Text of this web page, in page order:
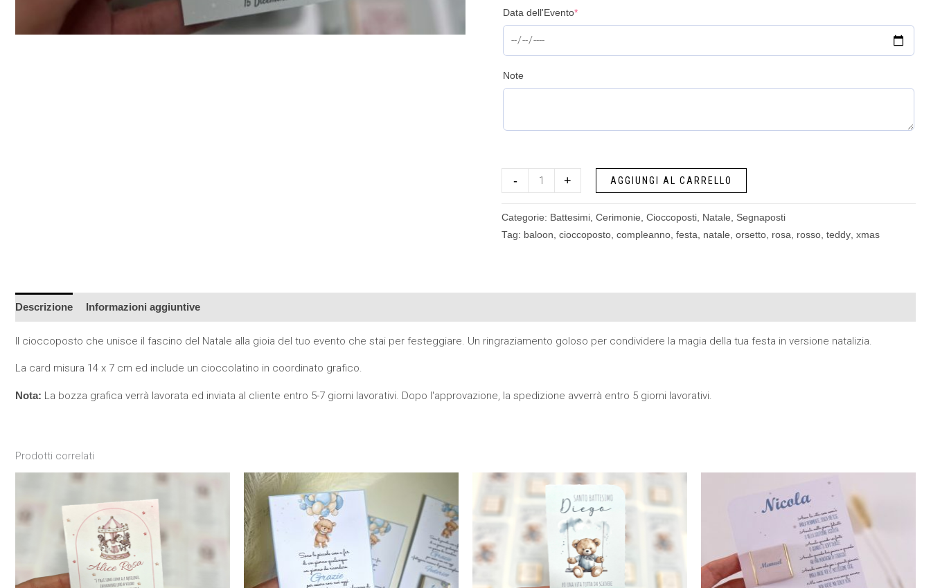
Data dell'Evento*
Note
- + AGGIUNGI AL CARRELLO
Categorie: Battesimi Cerimonie Cioccoposti Natale
Segnaposti
Tag: baloon cioccoposto compleanno festa natale orsetto rosa rosso teddy xmas
Descrizione Informazioni aggiuntive
Il cioccoposto che unisce il fascino del Natale alla gioia del tuo evento che stai per festeggiare. Un ringraziamento goloso per condividere la magia della tua festa in versione natalizia.
La card misura 14 x 7 cm ed include un cioccolatino in coordinato grafico.
Nota: La bozza grafica verrà lavorata ed inviata al cliente entro 5-7 giorni lavorativi. Dopo l'approvazione, la spedizione avverrà entro 5 giorni lavorativi.
Prodotti correlati